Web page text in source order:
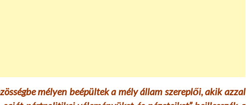
mélyen beépültek a mély állam szereplői, akik azzal